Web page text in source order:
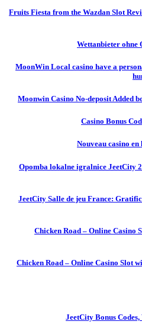
Fruits Fiesta from the Wazdan Slot
Wettanbieter ohne
MoonWin Local casino have a
Moonwin Casino No-deposit Added
Casino Bonus
Nouveau casino
Opomba lokalne igralnice JeetCity
JeetCity Salle de jeu France:
Chicken Road – Online Casino
Chicken Road – Online Casino Slot
JeetCity Bonus